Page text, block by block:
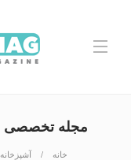
مجله تخصصی
خانه آشپزخانه